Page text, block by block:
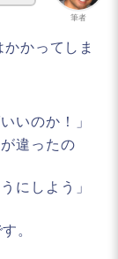
筆者
かってしま
いのか！」
違ったの
にしよう」
。